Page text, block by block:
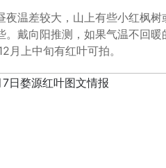
差较大，山上有些小红枫树
戴向阳推测，如果气温不回
月上中旬有红叶可拍。